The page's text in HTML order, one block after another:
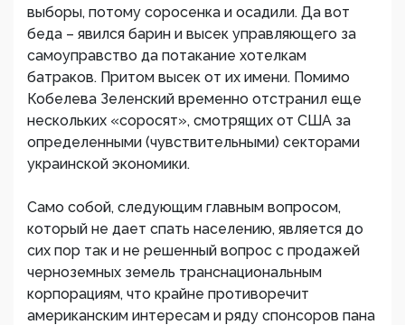
выборы, потому соросенка и осадили. Да вот
беда – явился барин и высек управляющего за
самоуправство да потакание хотелкам
батраков. Притом высек от их имени. Помимо
Кобелева Зеленский временно отстранил еще
нескольких «соросят», смотрящих от США за
определенными (чувствительными) секторами
украинской экономики.
Само собой, следующим главным вопросом,
который не дает спать населению, является до
сих пор так и не решенный вопрос с продажей
черноземных земель транснациональным
корпорациям, что крайне противоречит
американским интересам и ряду спонсоров пана